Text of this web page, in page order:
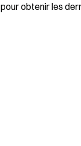
pour obtenir les